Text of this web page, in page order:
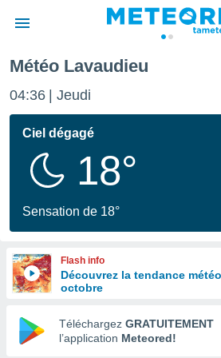
de
en
Météo Lavaudieu
04:36 Jeudi
Ciel dégagé
18°
Sensation de 18°
Flash info
Découvrez la tendance
octobre
Téléchargez GRATUITEMENT
l’application Meteored!